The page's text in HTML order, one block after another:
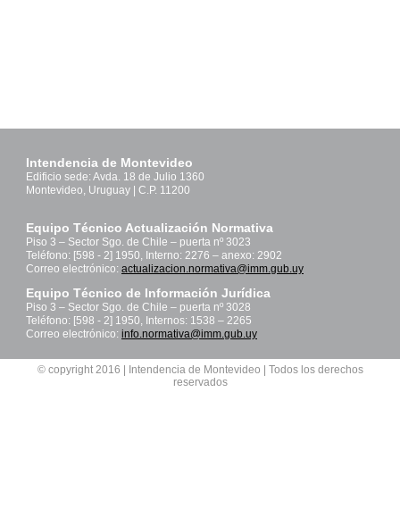
Intendencia de Montevideo
Edificio sede: Avda. 18 de Julio 1360
Montevideo, Uruguay | C.P. 11200
Equipo Técnico Actualización Normativa
Piso 3 – Sector Sgo. de Chile – puerta nº 3023
Teléfono: [598 - 2] 1950, Interno: 2276 – anexo: 2902
Correo electrónico: actualizacion.normativa@imm.gub.uy
Equipo Técnico de Información Jurídica
Piso 3 – Sector Sgo. de Chile – puerta nº 3028
Teléfono: [598 - 2] 1950, Internos: 1538 – 2265
Correo electrónico: info.normativa@imm.gub.uy
© copyright 2016 | Intendencia de Montevideo | Todos los derechos
reservados